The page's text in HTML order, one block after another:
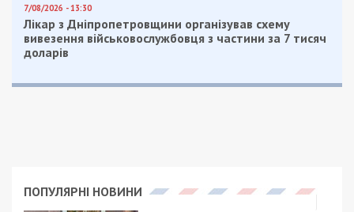
7/08/2026 - 13:30
Лікар з Дніпропетровщини організував схему
вивезення військовослужбовця з частини за 7 тисяч
доларів
ПОПУЛЯРНІ НОВИНИ